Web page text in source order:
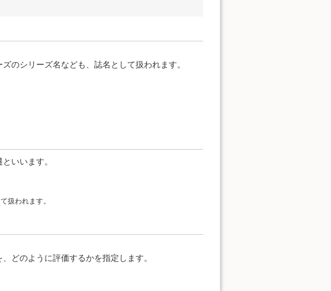
のシリーズ名なども、誌名として扱われます。
いいます。
扱われます。
どのように評価するかを指定します。